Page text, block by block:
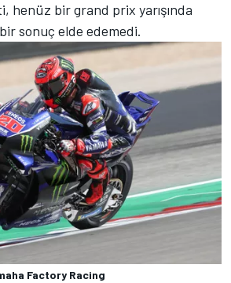
henüz bir grand prix yarışında
sonuç elde edemedi.
Factory Racing